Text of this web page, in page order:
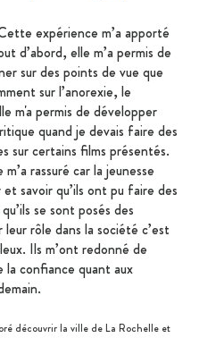
expérience m’a apporté
d’abord, elle m’a permis de
sur des points de vue que
sur l’anorexie, le
m'a permis de développer
quand je devais faire des
sur certains films présentés.
rassuré car la jeunesse
et savoir qu’ils ont pu faire des
se sont posés des
leur rôle dans la société c’est
Ils m’ont redonné de
la confiance quant aux
découvrir la ville de La Rochelle et